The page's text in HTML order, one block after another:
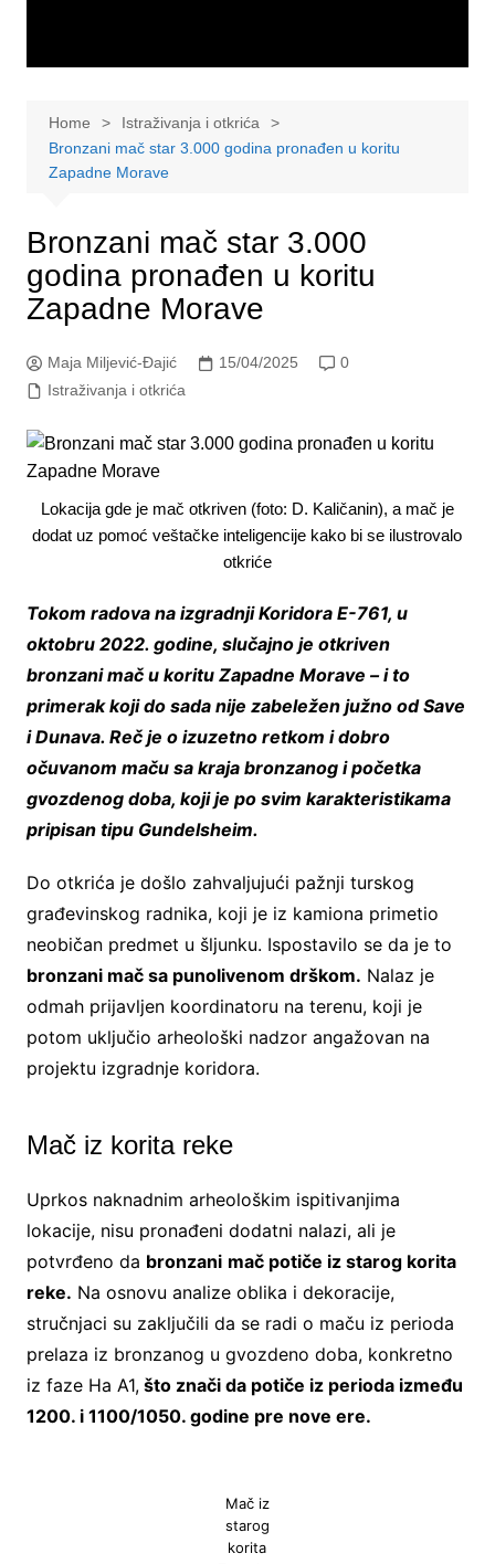
Home
Istraživanja i otkrića
Bronzani mač star 3.000 godina pronađen u koritu
Zapadne Morave
Bronzani mač star 3.000
godina pronađen u koritu
Zapadne Morave
Maja Miljević-Đajić 15/04/2025
0
Istraživanja i otkrića
Lokacija gde je mač otkriven (foto: D. Kaličanin), a mač je
dodat uz pomoć veštačke inteligencije kako bi se ilustrovalo
otkriće
Tokom radova na izgradnji Koridora E-761, u
oktobru 2022. godine, slučajno je otkriven
bronzani mač u koritu Zapadne Morave – i to
primerak koji do sada nije zabeležen južno od Save
i Dunava. Reč je o izuzetno retkom i dobro
očuvanom maču sa kraja bronzanog i početka
gvozdenog doba, koji je po svim karakteristikama
pripisan tipu Gundelsheim.
Do otkrića je došlo zahvaljujući pažnji turskog
građevinskog radnika, koji je iz kamiona primetio
neobičan predmet u šljunku. Ispostavilo se da je to
bronzani mač sa punolivenom drškom. Nalaz je
odmah prijavljen koordinatoru na terenu, koji je
potom uključio arheološki nadzor angažovan na
projektu izgradnje koridora.
Mač iz korita reke
Uprkos naknadnim arheološkim ispitivanjima
lokacije, nisu pronađeni dodatni nalazi, ali je
potvrđeno da bronzani mač potiče iz starog korita
reke. Na osnovu analize oblika i dekoracije,
stručnjaci su zaključili da se radi o maču iz perioda
prelaza iz bronzanog u gvozdeno doba, konkretno
iz faze Ha A1,što znači da potiče iz perioda između
1200. i 1100/1050. godine pre nove ere.
Mač iz
starog
korita